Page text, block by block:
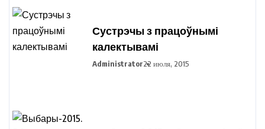
Сустрэчы з працоўнымі
калектывамі
Administrator22 июля, 2015